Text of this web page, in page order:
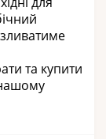
та купити